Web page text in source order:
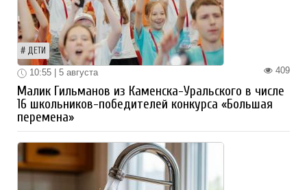
ДЕТИ
409
10:55 | 5 августа
Малик Гильманов из Каменска-Уральского в числе
16 школьников-победителей конкурса «Большая
перемена»